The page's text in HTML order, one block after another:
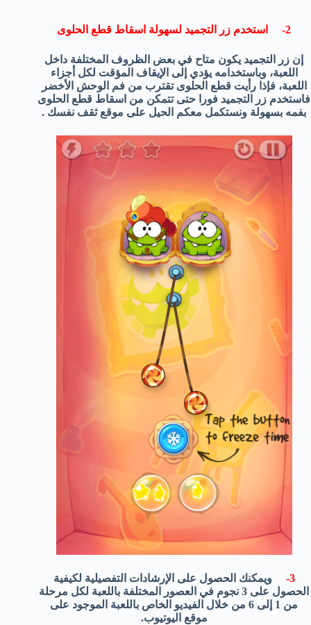
2- استخدم زر التجميد لسهولة اسقاط قطع الحلوى
إن زر التجميد يكون متاح في بعض الظروف المختلفة داخل
اللعبة، وباستخدامه يؤدي إلى الإيقاف المؤقت لكل أجزاء
اللعبة، فإذا رأيت قطع الحلوى تقترب من فم الوحش الأخضر
فاستخدم زر التجميد فورا حتى تتمكن من اسقاط قطع الحلوى
بفمه بسهولة ونستكمل معكم الحيل على موقع ثقف نفسك .
3-
ويمكنك الحصول على الإرشادات التفصيلية لكيفية
الحصول على 3 نجوم في العصور المختلفة باللعبة لكل مرحلة
من 1 إلى 6 من خلال الفيديو الخاص باللعبة الموجود على
موقع اليوتيوب.